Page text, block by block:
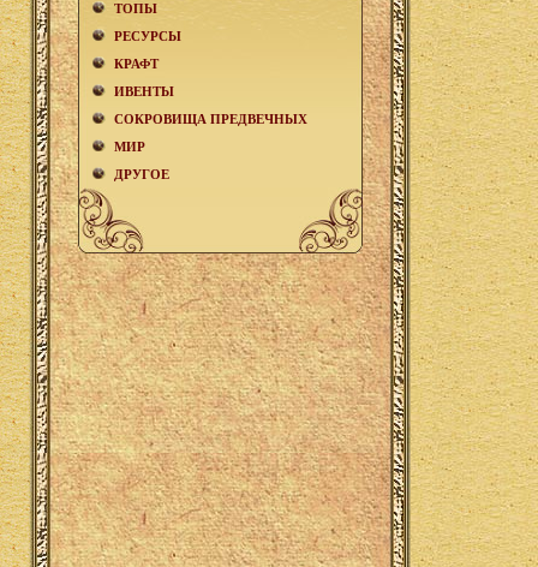
ТОПЫ
РЕСУРСЫ
КРАФТ
ИВЕНТЫ
СОКРОВИЩА ПРЕДВЕЧНЫХ
МИР
ДРУГОЕ